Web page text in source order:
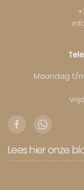
Maandag t/
Lees hier onze